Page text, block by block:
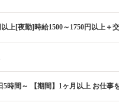
上[夜勤]時給1500～1750円以上＋
5時間～ 【期間】1ヶ月以上 お仕事